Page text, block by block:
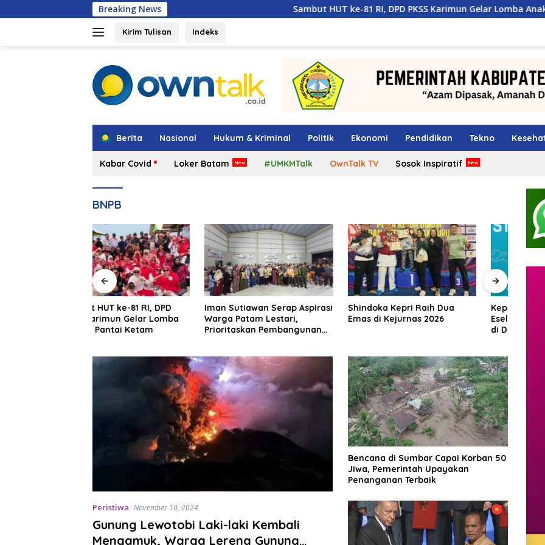
ke
Breaking News Sambut HUT ke-81 RI, DPD PKSS Karimun Gelar Lomba Anak di Pantai Ketam
Kirim Tulisan Indeks
Berita Nasional Hukum & Kriminal Politik Ekonomi Pendidikan Tekno
Kabar Covid Loker Batam #UMKMTalk OwnTalk TV Sosok Inspiratif
BNPB
Iman Sutiawan Serap Aspirasi
Warga Patam Lestari,
Prioritaskan Pembangunan
Shindoka Kepri Raih Dua
Emas di Kejurnas 2026
Kepala BGN Tegaskan Pejabat
Eselon 1 dan 2 Wajib Berkarya
di Daerah, Bukan Menumpuk
Peristiwa November 10, 2024
Gunung Lewotobi Laki-laki Kembali
Mengamuk, Warga Lereng Gunung
Bencana di Sumbar Capai Korban 50
Jiwa, Pemerintah Upayakan
Penanganan Terbaik